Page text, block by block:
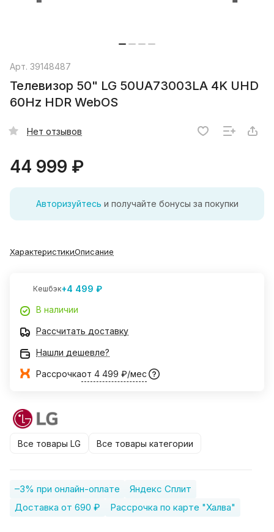
Арт. 39148487
Телевизор 50" LG 50UA73003LA 4K UHD
60Hz HDR WebOS
Нет отзывов
44 999 ₽
Авторизуйтесь и получайте бонусы за покупки
ХарактеристикиОписание
Кешбэк+4 499 ₽
В наличии
Рассчитать доставку
Нашли дешевле?
Рассрочкаот 4 499 ₽/мес
Все товары LG Все товары категории
–3% при онлайн-оплате
Яндекс Сплит
Доставка от 690 ₽
Рассрочка по карте "Халва"